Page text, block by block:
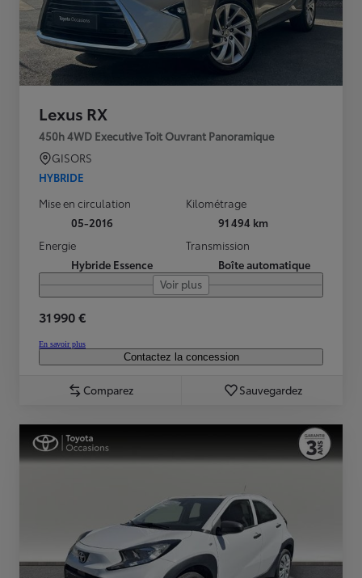
Lexus RX
450h 4WD Executive Toit Ouvrant Panoramique
GISORS
HYBRIDE
Mise en circulation
05-2016
Kilométrage
91 494 km
Energie
Hybride Essence
Transmission
Boîte automatique
Voir plus
31 990 €
En savoir plus
Contactez la concession
Comparez Sauvegardez